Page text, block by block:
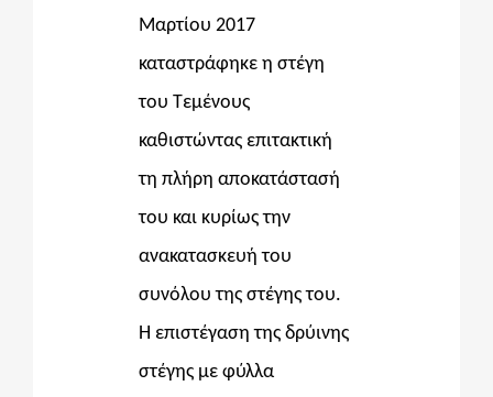
Μαρτίου 2017
καταστράφηκε η στέγη
του Τεμένους
καθιστώντας επιτακτική
τη πλήρη αποκατάστασή
του και κυρίως την
ανακατασκευή του
συνόλου της στέγης του.
Η επιστέγαση της δρύινης
στέγης με φύλλα